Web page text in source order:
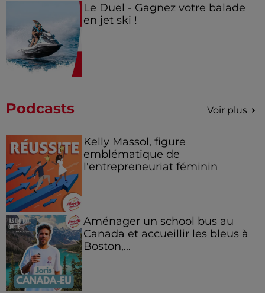
Le Duel - Gagnez votre balade
en jet ski !
Podcasts Voir plus
Kelly Massol, figure
emblématique de
l'entrepreneuriat féminin
Aménager un school bus au
Canada et accueillir les bleus à
Boston,...